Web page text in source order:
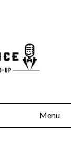
Menu